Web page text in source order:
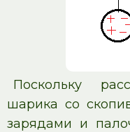
Поскольку
шарика со
зарядами и